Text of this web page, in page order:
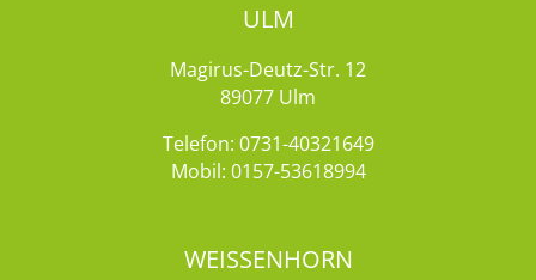
ULM
Magirus-Deutz-Str. 12
89077 Ulm
Telefon: 0731-40321649
Mobil: 0157-53618994
WEISSENHORN